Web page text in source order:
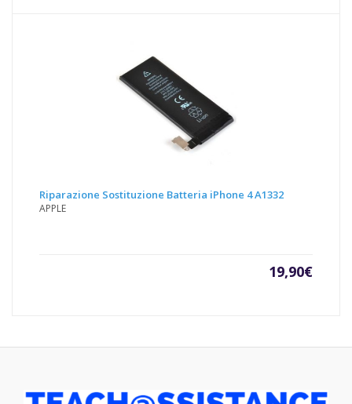
Riparazione Sostituzione Batteria iPhone 4 A1332
APPLE
19,90€